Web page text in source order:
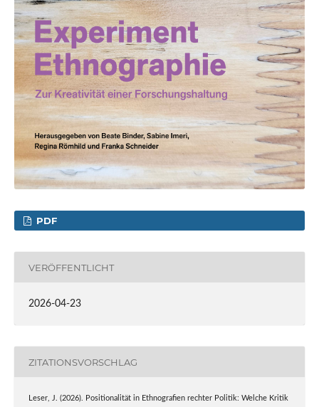
PDF
VERÖFFENTLICHT
2026-04-23
ZITATIONSVORSCHLAG
Leser, J. (2026). Positionalität in Ethnografien rechter Politik: Welche Kritik